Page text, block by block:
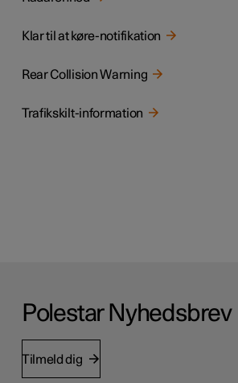
Klar til at køre-notifikation
Rear Collision Warning
Trafikskilt-information
Polestar Nyhedsbrev
Tilmeld dig